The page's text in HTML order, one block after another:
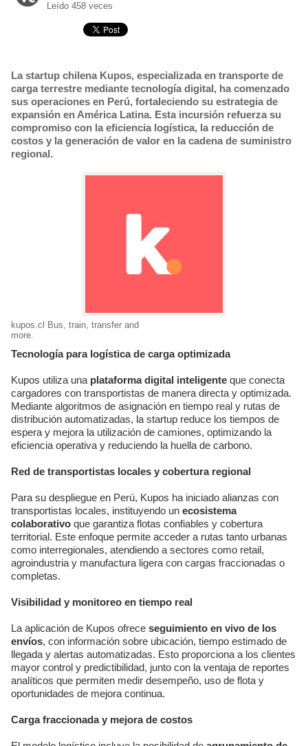
Leído 458 veces
La startup chilena Kupos, especializada en transporte de
carga terrestre mediante tecnología digital, ha comenzado
sus operaciones en Perú, fortaleciendo su estrategia de
expansión en América Latina. Esta incursión refuerza su
compromiso con la eficiencia logística, la reducción de
costos y la generación de valor en la cadena de suministro
regional.
kupos.cl Bus, train, transfer and
more.
Tecnología para logística de carga optimizada
Kupos utiliza una plataforma digital inteligente que conecta
cargadores con transportistas de manera directa y optimizada.
Mediante algoritmos de asignación en tiempo real y rutas de
distribución automatizadas, la startup reduce los tiempos de
espera y mejora la utilización de camiones, optimizando la
eficiencia operativa y reduciendo la huella de carbono.
Red de transportistas locales y cobertura regional
Para su despliegue en Perú, Kupos ha iniciado alianzas con
transportistas locales, instituyendo un ecosistema
colaborativo que garantiza flotas confiables y cobertura
territorial. Este enfoque permite acceder a rutas tanto urbanas
como interregionales, atendiendo a sectores como retail,
agroindustria y manufactura ligera con cargas fraccionadas o
completas.
Visibilidad y monitoreo en tiempo real
La aplicación de Kupos ofrece seguimiento en vivo de los
envíos, con información sobre ubicación, tiempo estimado de
llegada y alertas automatizadas. Esto proporciona a los clientes
mayor control y predictibilidad, junto con la ventaja de reportes
analíticos que permiten medir desempeño, uso de flota y
oportunidades de mejora continua.
Carga fraccionada y mejora de costos